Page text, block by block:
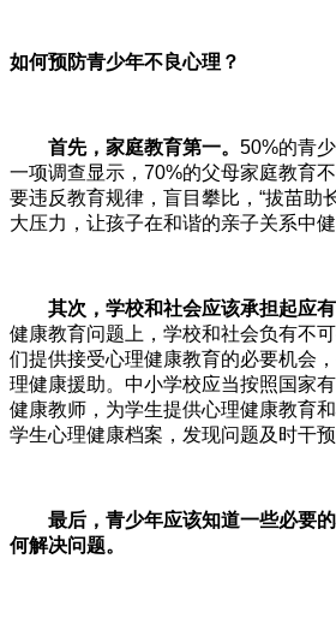
如何预防青少年不良心理？
首先，家庭教育第一。 50%的青
一项调查显示，70%的父母家庭教育
要违反教育规律，盲目攀比，“拔苗助
大压力，让孩子在和谐的亲子关系中健
其次，学校和社会应该承担起应有
健康教育问题上，学校和社会负有不
们提供接受心理健康教育的必要机会
理健康援助。中小学校应当按照国家
健康教师，为学生提供心理健康教育
学生心理健康档案，发现问题及时干预
最后，青少年应该知道一些必要的
何解决问题。